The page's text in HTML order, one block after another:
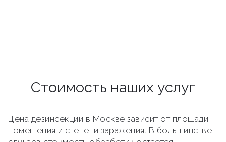
Стоимость наших услуг
Цена дезинсекции в Москве зависит от площади
помещения и степени заражения. В большинстве